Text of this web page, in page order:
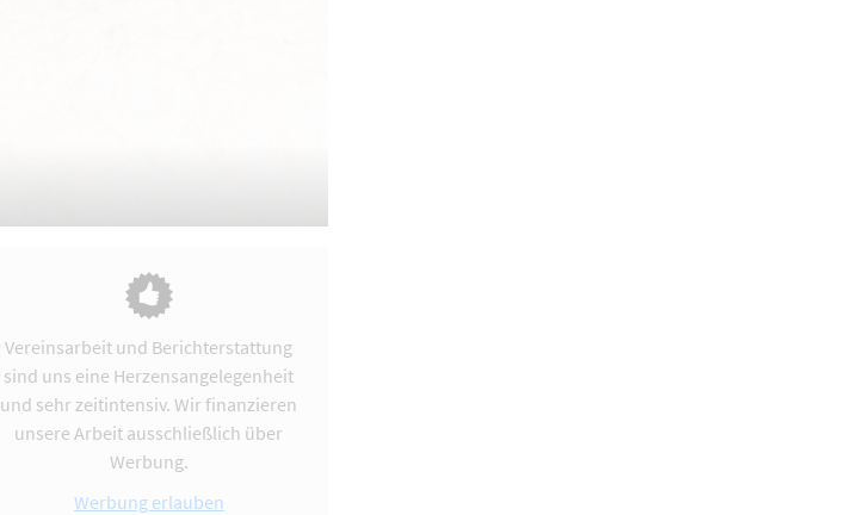
Vereinsarbeit und Berichterstattung
sind uns eine Herzensangelegenheit
und sehr zeitintensiv. Wir finanzieren
unsere Arbeit ausschließlich über
Werbung.
Werbung erlauben